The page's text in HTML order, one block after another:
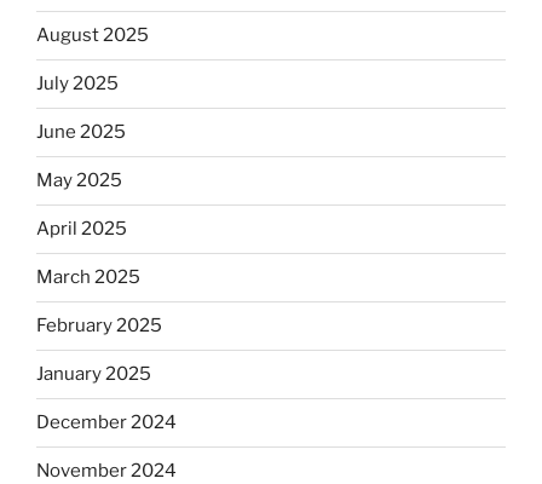
August 2025
July 2025
June 2025
May 2025
April 2025
March 2025
February 2025
January 2025
December 2024
November 2024